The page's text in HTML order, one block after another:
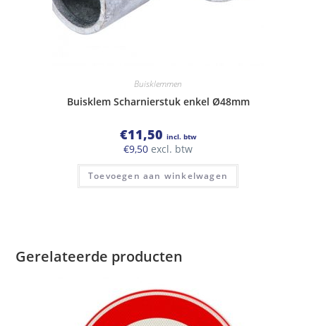
Buisklemmen
Buisklem Scharnierstuk enkel Ø48mm
€11,50 incl. btw
€9,50 excl. btw
Toevoegen aan winkelwagen
Gerelateerde producten